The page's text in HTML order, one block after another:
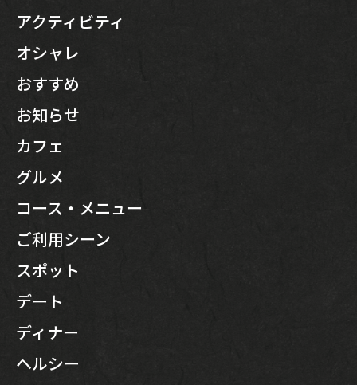
アクティビティ
オシャレ
おすすめ
お知らせ
カフェ
グルメ
コース・メニュー
ご利用シーン
スポット
デート
ディナー
ヘルシー